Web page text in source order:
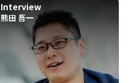
Interview
熊田 吾一